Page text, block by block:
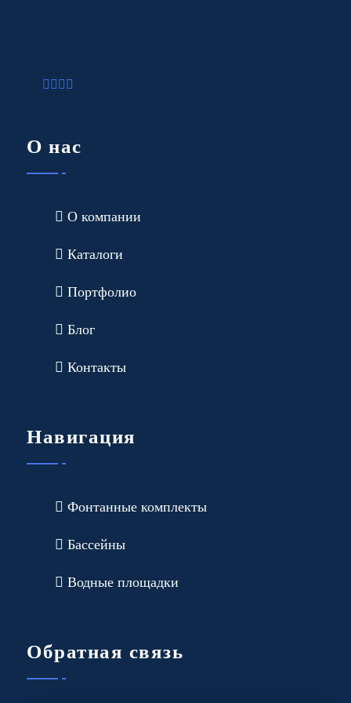
О нас
О компании
Каталоги
Портфолио
Блог
Контакты
Навигация
Фонтанные комплекты
Бассейны
Водные площадки
Обратная связь